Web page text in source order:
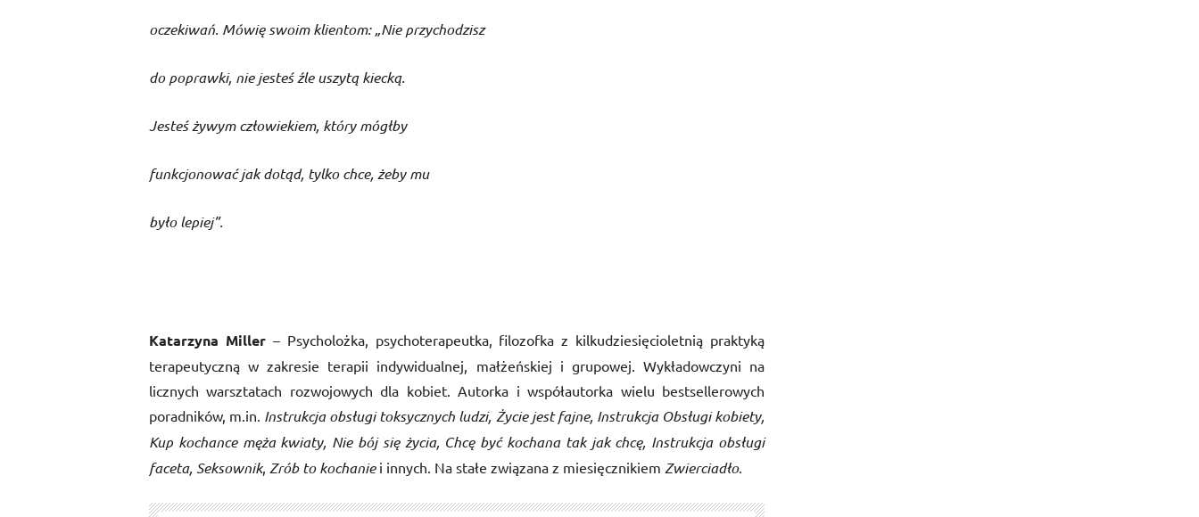
oczekiwań. Mówię swoim klientom: „Nie przychodzisz
do poprawki, nie jesteś źle uszytą kiecką.
Jesteś żywym człowiekiem, który mógłby
funkcjonować jak dotąd, tylko chce, żeby mu
było lepiej”.
Katarzyna Miller– Psycholożka, psychoterapeutka, filozofka z kilkudziesięcioletnią praktyką
terapeutyczną w zakresie terapii indywidualnej, małżeńskiej i grupowej. Wykładowczyni na
licznych warsztatach rozwojowych dla kobiet. Autorka i współautorka wielu bestsellerowych
poradników, m.in. Instrukcja obsługi toksycznych ludzi, Życie jest fajne, Instrukcja Obsługi kobiety,
Kup kochance męża kwiaty, Nie bój się życia, Chcę być kochana tak jak chcę, Instrukcja obsługi
faceta, Seksownik, Zrób to kochanie i innych. Na stałe związana z miesięcznikiem Zwierciadło.